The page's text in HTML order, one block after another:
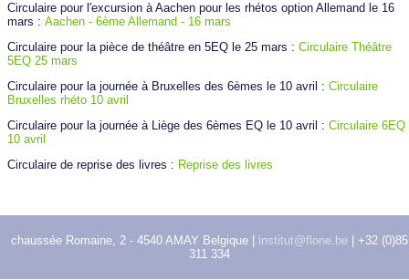
Circulaire pour l'excursion à Aachen pour les rhétos option Allemand le 16
mars : Aachen - 6ème Allemand - 16 mars
Circulaire pour la pièce de théâtre en 5EQ le 25 mars : Circulaire Théâtre
5EQ 25 mars
Circulaire pour la journée à Bruxelles des 6èmes le 10 avril : Circulaire
Bruxelles rhéto 10 avril
Circulaire pour la journée à Liège des 6èmes EQ le 10 avril : Circulaire 6EQ
10 avril
Circulaire de reprise des livres : Reprise des livres
chaussée Romaine, 2 - 4540 AMAY Belgique | institut@flone.be| +32 (0)85
311 334